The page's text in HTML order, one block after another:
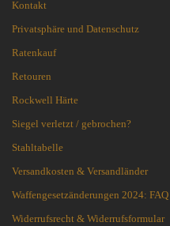
Kontakt
Privatsphäre und Datenschutz
Ratenkauf
Retouren
Rockwell Härte
Siegel verletzt / gebrochen?
Stahltabelle
Versandkosten & Versandländer
Waffengesetzänderungen 2024: FAQ
Widerrufsrecht & Widerrufsformular